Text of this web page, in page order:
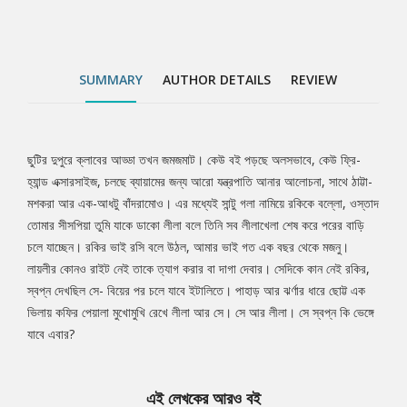
SUMMARY AUTHOR DETAILS REVIEW
Tab
Article
ছুটির দুপুরে ক্লাবের আড্ডা তখন জমজমাট। কেউ বই পড়ছে অলসভাবে, কেউ ফ্রি-
হ্যান্ড এক্সারসাইজ, চলছে ব্যায়ামের জন্য আরো যন্ত্রপাতি আনার আলোচনা, সাথে ঠাট্টা-
মশকরা আর এক-আধটু বাঁদরামোও। এর মধ্যেই সান্টু গলা নামিয়ে রকিকে বল্লো, ওস্তাদ
তোমার সীসপিয়া তুমি যাকে ডাকো লীলা বলে তিনি সব লীলাখেলা শেষ করে পরের বাড়ি
চলে যাচ্ছেন। রকির ভাই রসি বলে উঠল, আমার ভাই গত এক বছর থেকে মজনু।
লায়লীর কোনও রাইট নেই তাকে ত্যাগ করার বা দাগা দেবার। সেদিকে কান নেই রকির,
স্বপ্ন দেখছিল সে- বিয়ের পর চলে যাবে ইটালিতে। পাহাড় আর ঝর্ণার ধারে ছোট্ট এক
ভিলায় কফির পেয়ালা মুখোমুখি রেখে লীলা আর সে। সে আর লীলা। সে স্বপ্ন কি ভেঙ্গে
যাবে এবার?
এই লেখকের আরও বই